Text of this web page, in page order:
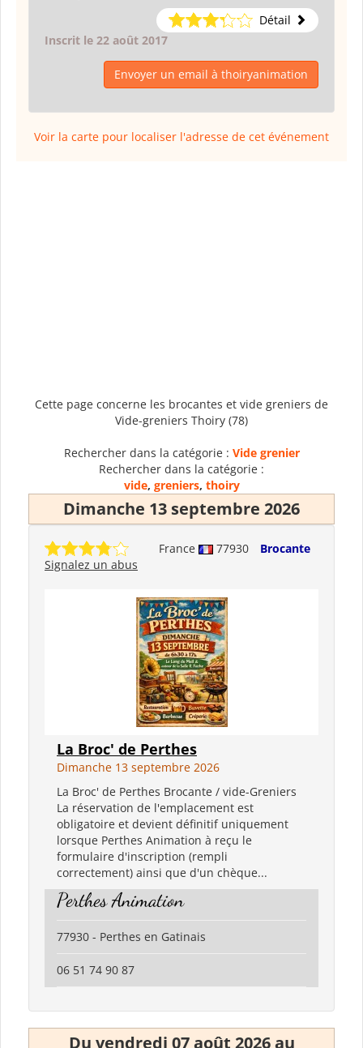
Détail
Inscrit le 22 août 2017
Envoyer un email à thoiryanimation
Voir la carte pour localiser l'adresse de cet événement
Cette page concerne les brocantes et vide greniers de
Vide-greniers Thoiry (78)
Rechercher dans la catégorie : Vide grenier
Rechercher dans la catégorie :
vide, greniers, thoiry
Dimanche 13 septembre 2026
France 77930
Brocante
Signalez un abus
La Broc' de Perthes
Dimanche 13 septembre 2026
La Broc' de Perthes Brocante / vide-Greniers
La réservation de l'emplacement est
obligatoire et devient définitif uniquement
lorsque Perthes Animation à reçu le
formulaire d'inscription (rempli
correctement) ainsi que d'un chèque...
Perthes Animation
77930 - Perthes en Gatinais
06 51 74 90 87
Du vendredi 07 août 2026 au